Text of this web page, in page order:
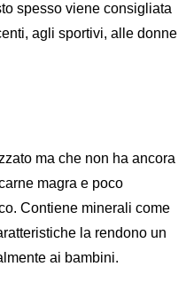
spesso viene consigliata
agli sportivi, alle donne
ma che non ha ancora
magra e poco
. Contiene minerali come
la rendono un
ai bambini.